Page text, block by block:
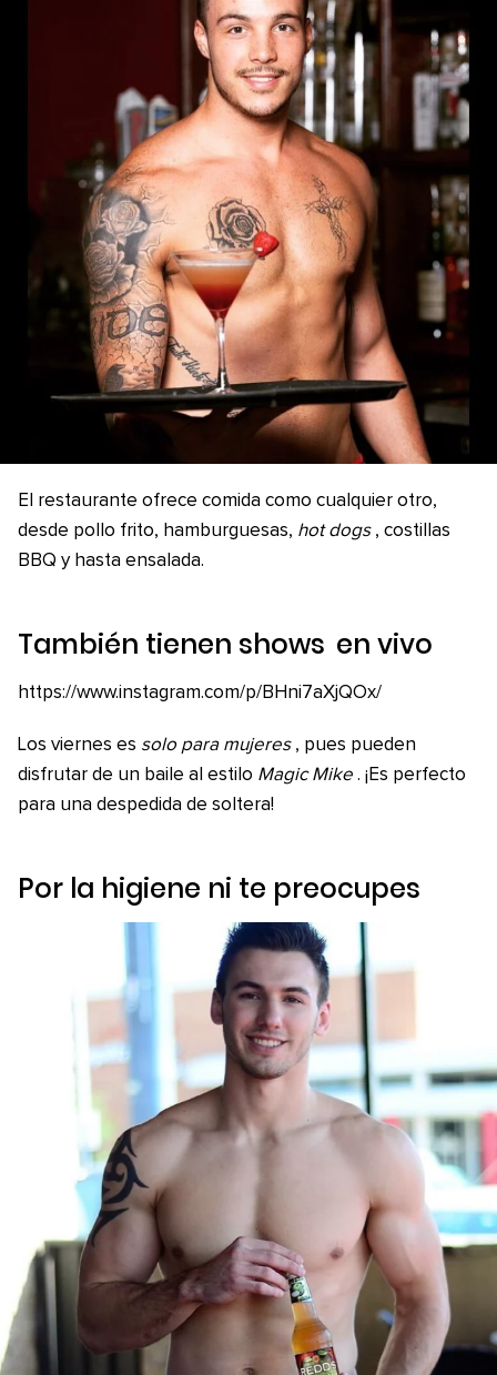
El restaurante ofrece comida como cualquier otro,
desde pollo frito, hamburguesas, hot dogs , costillas
BBQ y hasta ensalada.
También tienen shows en vivo
https://www.instagram.com/p/BHni7aXjQOx/
Los viernes es solo para mujeres , pues pueden
disfrutar de un baile al estilo Magic Mike . ¡Es perfecto
para una despedida de soltera!
Por la higiene ni te preocupes